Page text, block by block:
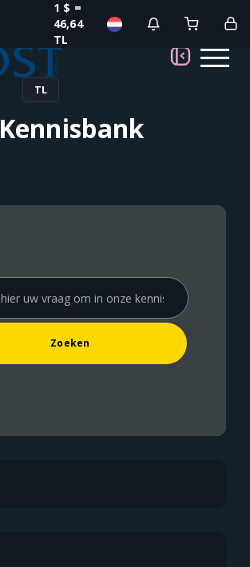
1 $ =
46,64
TL
TL
Kennisbank